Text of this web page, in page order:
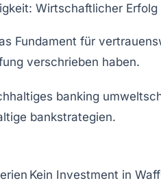
Wirtschaftlicher
Fundament für
verschrieben haben.
Kein Investment in